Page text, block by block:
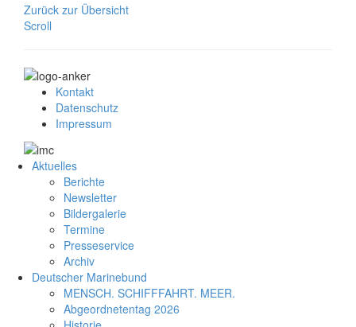
Zurück zur Übersicht
Scroll
Kontakt
Datenschutz
Impressum
Aktuelles
Berichte
Newsletter
Bildergalerie
Termine
Presseservice
Archiv
Deutscher Marinebund
MENSCH. SCHIFFFAHRT. MEER.
Abgeordnetentag 2026